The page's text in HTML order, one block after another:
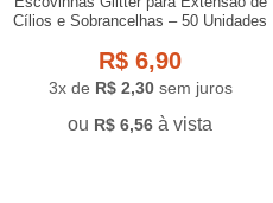
Cílios e Sobrancelhas – 50 Unidades
R$ 6,90
3x de R$2,30 sem juros
ou R$ 6,56 à vista